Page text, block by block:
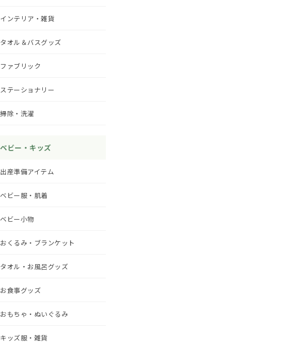
インテリア・雑貨
タオル＆バスグッズ
ファブリック
ステーショナリー
掃除・洗濯
ベビー・キッズ
出産準備アイテム
ベビー服・肌着
ベビー小物
おくるみ・ブランケット
タオル・お風呂グッズ
お食事グッズ
おもちゃ・ぬいぐるみ
キッズ服・雑貨